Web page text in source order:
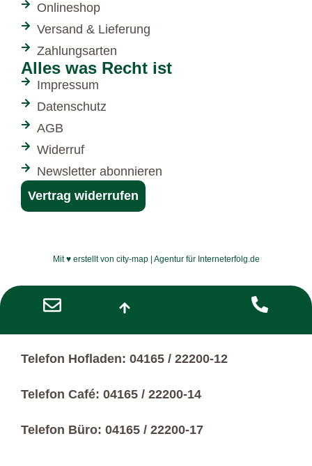
Onlineshop
Versand & Lieferung
Zahlungsarten
Alles was Recht ist
Impressum
Datenschutz
AGB
Widerruf
Newsletter abonnieren
Vertrag widerrufen
Mit ♥ erstellt von city-map | Agentur für Interneterfolg.de
Telefon Hofladen: 04165 / 22200-12
Telefon Café: 04165 / 22200-14
Telefon Büro: 04165 / 22200-17